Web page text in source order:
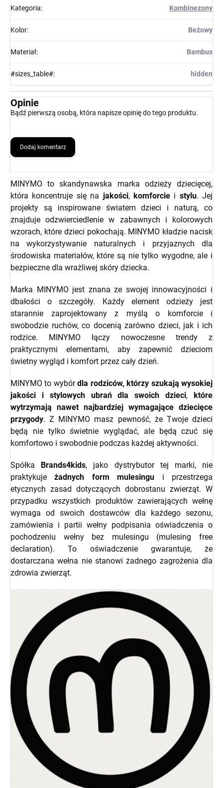
Kategoria: Kombinezony
Kolor: Beżowy
Materiał: Bambus
#sizes_table#: hidden
Opinie
Bądź pierwszą osobą, która napisze opinię do tego produktu.
Dodaj komentarz
MINYMO to skandynawska marka odzieży dziecięcej,
która koncentruje się na jakości, komforciei stylu. Jej
projekty są inspirowane światem dzieci i naturą, co
znajduje odzwierciedlenie w zabawnych i kolorowych
wzorach, które dzieci pokochają. MINYMO kładzie nacisk
na wykorzystywanie naturalnych i przyjaznych dla
środowiska materiałów, które są nie tylko wygodne, ale i
bezpieczne dla wrażliwej skóry dziecka.
Marka MINYMO jest znana ze swojej innowacyjności i
dbałości o szczegóły. Każdy element odzieży jest
starannie zaprojektowany z myślą o komforcie i
swobodzie ruchów, co docenią zarówno dzieci, jak i ich
rodzice. MINYMO łączy nowoczesne trendy z
praktycznymi elementami, aby zapewnić dzieciom
świetny wygląd i komfort przez cały dzień.
MINYMO to wybórdla rodziców, którzy szukają wysokiej
jakości i stylowych ubrań dla swoich dzieci, które
wytrzymają nawet najbardziej wymagające dziecięce
przygody. Z MINYMO masz pewność, że Twoje dzieci
będą nie tylko świetnie wyglądać, ale będą czuć się
komfortowo i swobodnie podczas każdej aktywności.
Spółka Brands4kids, jako dystrybutor tej marki, nie
praktykujeżadnych form mulesingu i przestrzega
etycznych zasad dotyczących dobrostanu zwierząt. W
przypadku wszystkich produktów zawierających wełnę
wymaga od swoich dostawców dla każdego sezonu,
zamówienia i partii wełny podpisania oświadczenia o
pochodzeniu wełny bez mulesingu (mulesing free
declaration). To oświadczenie gwarantuje, że
dostarczana wełna nie stanowi żadnego zagrożenia dla
zdrowia zwierząt.